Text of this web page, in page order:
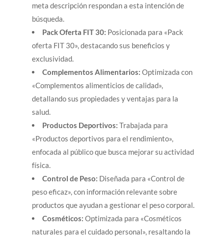
meta descripción respondan a esta intención de
búsqueda.
Pack Oferta FIT 30: Posicionada para «Pack
oferta FIT 30», destacando sus beneficios y
exclusividad.
Complementos Alimentarios: Optimizada con
«Complementos alimenticios de calidad»,
detallando sus propiedades y ventajas para la
salud.
Productos Deportivos: Trabajada para
«Productos deportivos para el rendimiento»,
enfocada al público que busca mejorar su actividad
física.
Control de Peso: Diseñada para «Control de
peso eficaz», con información relevante sobre
productos que ayudan a gestionar el peso corporal.
Cosméticos: Optimizada para «Cosméticos
naturales para el cuidado personal», resaltando la